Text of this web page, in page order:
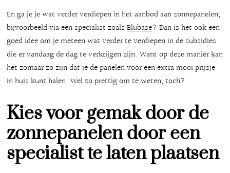
En ga je je wat verder verdiepen in het aanbod aan zonnepanelen,
bijvoorbeeld via een specialist zoalsBlubase? Dan is het ook een
goed idee om je meteen wat verder te verdiepen in de subsidies
die er vandaag de dag te verkrijgen zijn. Want op deze manier kan
het zomaar zo zijn dat je de panelen voor een extra mooi prijsje
in huis kunt halen. Wel zo prettig om te weten, toch?
Kies voor gemak door de
zonnepanelen door een
specialist te laten plaatsen